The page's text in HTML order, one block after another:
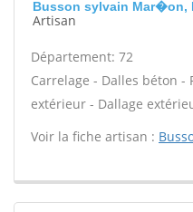
Busson sylvain Mar�on,
Artisan
Département: 72
Carrelage - Dalles béton -
extérieur - Dallage
Voir la fiche artisan :